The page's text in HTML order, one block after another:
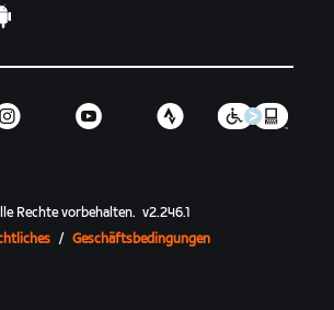
Rechte vorbehalten. v2.246.1
/ Geschäftsbedingungen